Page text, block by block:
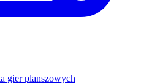
gier planszowych